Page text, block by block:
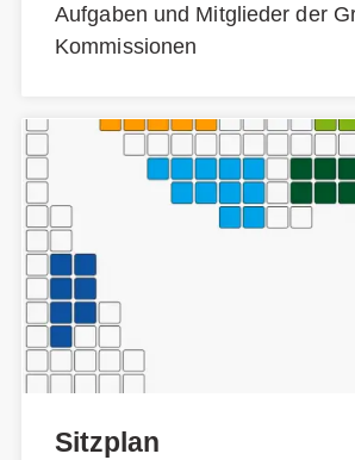
Aufgaben und Mitglieder der
Kommissionen
Sitzplan